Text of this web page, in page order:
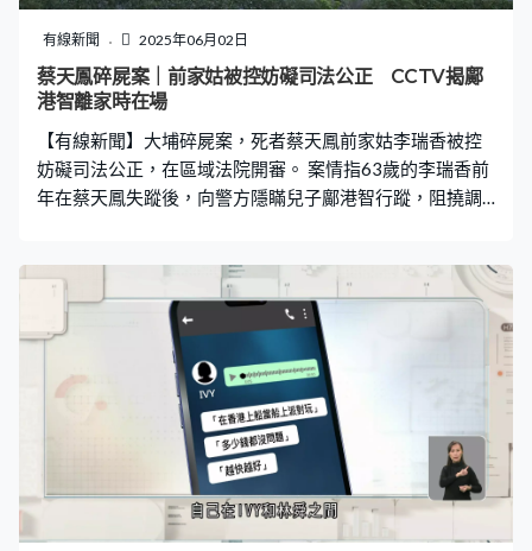
有線新聞 2025年06月02日
蔡天鳳碎屍案｜前家姑被控妨礙司法公正 CCTV揭鄺
港智離家時在場
【有線新聞】大埔碎屍案，死者蔡天鳳前家姑李瑞香被控
妨礙司法公正，在區域法院開審。 案情指63歲的李瑞香前
年在蔡天鳳失蹤後，向警方隱瞞兒子鄺港智行蹤，阻撓調
絡，並以兒子2015年起因盜竊案被通緝為由，游說蔡天鳳
母親一起隱瞞。警方翻查閉路電視，卻顯示蔡天鳳失蹤翌
日，鄺港智拿行李離家時李瑞香在場催促他，並表示自己